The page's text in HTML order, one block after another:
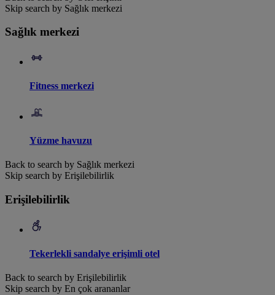
Skip search by Sağlık merkezi
Sağlık merkezi
Fitness merkezi
Yüzme havuzu
Back to search by Sağlık merkezi
Skip search by Erişilebilirlik
Erişilebilirlik
Tekerlekli sandalye erişimli otel
Back to search by Erişilebilirlik
Skip search by En çok arananlar